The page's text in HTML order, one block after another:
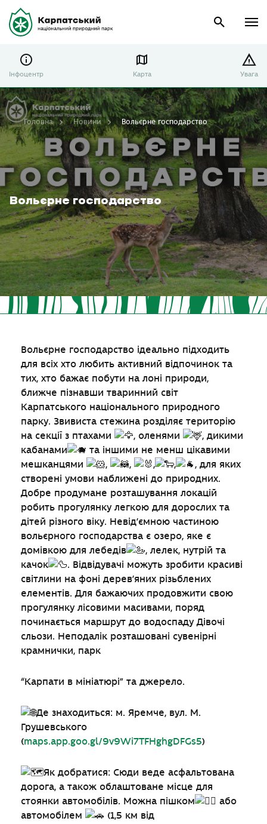
Інфоцентр Карта Увага
Вольєрне господарство
Головна Новини Вольєрне господарство
Вольєрне господарство ідеально підходить
для всіх хто любить активний відпочинок та
тих, хто бажає побути на лоні природи,
ближче пізнавши тваринний світ
Карпатського національного природного
парку. Звивиста стежина розділяє територію
на секції з птахами
, оленями
, дикими
кабанами
та іншими не менш цікавими
мешканцями
, , , ,
, для яких
створені умови наближені до природних.
Добре продумане розташування локацій
робить прогулянку легкою для дорослих та
дітей різного віку. Невід’ємною частиною
вольєрного господарства є озеро, яке є
домівкою для лебедів
, лелек, нутрій та
качок
. Відвідувачі можуть зробити красиві
світлини на фоні дерев’яних різьблених
елементів. Для бажаючих продовжити свою
прогулянку лісовими масивами, поряд
починається маршрут до водоспаду Дівочі
сльози. Неподалік розташовані сувенірні
крамнички, парк
“Карпати в мініатюрі” та джерело.
Де знаходиться: м. Яремче, вул. М.
Грушевського
(maps.app.goo.gl/9v9Wi7TFHghgDFGs5)
Як добратися: Сюди веде асфальтована
дорога, а також облаштоване місце для
стоянки автомобілів. Можна пішком
або
автомобілем
(1,5 км від